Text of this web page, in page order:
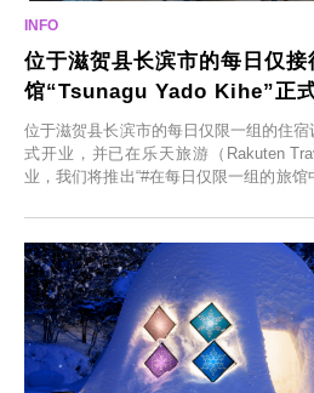
位于滋贺县长滨市的每日仅
馆“Tsunagu Yado Kihe”正
位于滋贺县长滨市的每日仅限一组的住宿
式开业，并已在乐天旅游（Rakuten
业，我们将推出“#在每日仅限一组的旅
在此与重要之人共度一段难忘的特别时光